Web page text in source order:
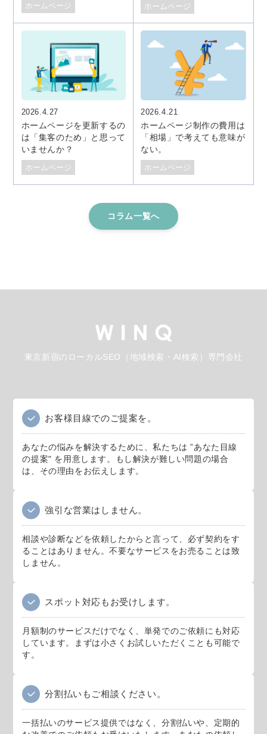
ホームページ ホームページ
2026.4.27
ホームページを更新するの
は「集客のため」と思って
いませんか？
ホームページ
2026.4.21
ホームページ制作の費用は
「相場」で考えても意味が
ない。
ホームページ
コラム一覧へ
東京新宿のローカルSEO（地域検索・AI検索）専門会社
お客様目線でのご提案を。
あなたの悩みを解決するために、私たちは ”あなた目線
の提案" を用意します。もし解決が難しい問題の場合
は、その理由をお伝えします。
強引な営業はしません。
相談や診断などを依頼したからと言って、必ず契約をす
ることはありません。不要なサービスをお売ることは致
しません。
スポット対応もお受けします。
月額制のサービスだけでなく、単発でのご依頼にも対応
しています。まずは小さくお試しいただくことも可能で
す。
分割払いもご相談ください。
一括払いのサービス提供ではなく、分割払いや、定期的